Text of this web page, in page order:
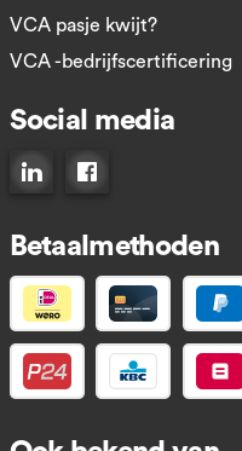
VCA pasje kwijt?
VCA -bedrijfscertificering
Social media
Connect op LinkedIn
Like ons op Facebook
Betaalmethoden